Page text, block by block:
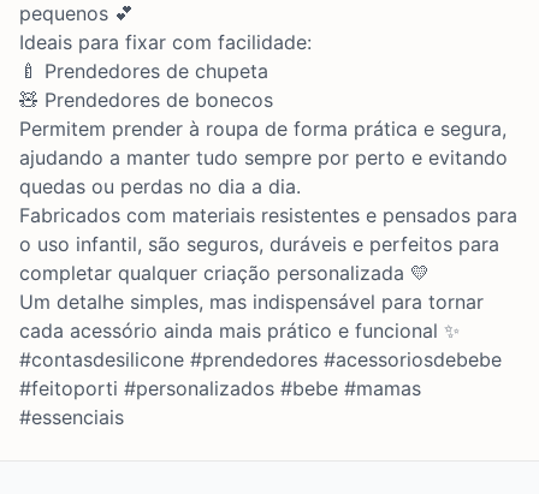
pequenos 💕
Ideais para fixar com facilidade:
🍼 Prendedores de chupeta
🧸 Prendedores de bonecos
Permitem prender à roupa de forma prática e segura,
ajudando a manter tudo sempre por perto e evitando
quedas ou perdas no dia a dia.
Fabricados com materiais resistentes e pensados para
o uso infantil, são seguros, duráveis e perfeitos para
completar qualquer criação personalizada 💛
Um detalhe simples, mas indispensável para tornar
cada acessório ainda mais prático e funcional ✨
#contasdesilicone #prendedores #acessoriosdebebe
#feitoporti #personalizados #bebe #mamas
#essenciais